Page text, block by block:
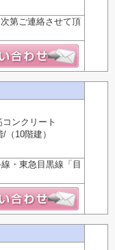
第ご連絡させて頂
コンクリート
/（10階建）
・東急目黒線「目